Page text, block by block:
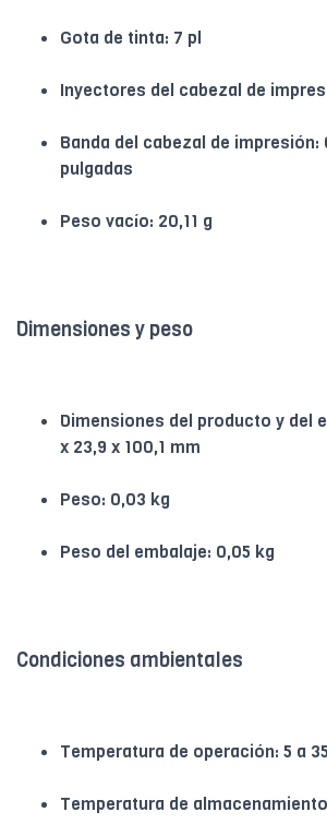
Gota de tinta: 7 pl
Inyectores del cabezal de
Banda del cabezal de impresión:
pulgadas
Peso vacío: 20,11 g
Dimensiones y peso
Dimensiones del producto y del
x 23,9 x 100,1 mm
Peso: 0,03 kg
Peso del embalaje: 0,05 kg
Condiciones ambientales
Temperatura de operación: 5 a
Temperatura de